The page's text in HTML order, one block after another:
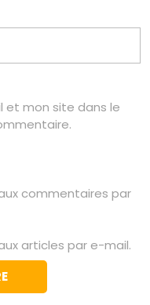
et mon site dans le
commentaires par
articles par e-mail.